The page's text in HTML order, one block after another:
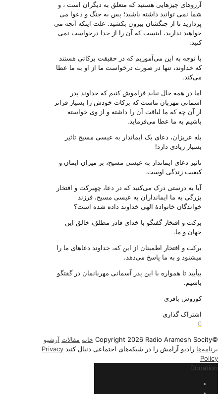
آرزوهای چیزهایی هستید که متعلق به دیگران است ، و
شما نمی توانید داشته باشید؛ پس به جنگ و دعوا می
پردازید تا از چنگشان بیرون بکشید. علت اینکه آنچه می
خواهید ندارید، اینست که آن را از خدا درخواست نمی
کنید.
با توجه به این می‌‌آموزیم که در حقیقت برکاتی هستند
که خداوند، تنها در صورت درخواست ما از او به ما عطا
می‌‌کند.
اما در همه حال نباید فراموش کنیم که خداوند پدر
آسمانی مهربان ماست که برکات خودش را بسیار فراتر
از آن چه که ما لیاقت آن را داشته و از وی خواسته
باشیم به ما عطا می‌‌فرماید.
بله عزیزان، دعای یک ایماندار به عیسی مسیح تاثیر
بسیار زیادی دارد!
تاثیر دعای ایماندار به عیسی مسیح، بر میزان ایمان و
کیفیت زندگی اوست.
آیا به درستی درک می‌‌کنید که در دعا‌، چهبرکت و افتخار
بزرگی به ما ایمانداران به عیسی مسیح، فرزند
خواندگان خانوادهٔ الهی خداوند داده شده است؟
برکت و افتخار گفتگو با خدای قادر مطلق، خالق این
جهان و ما.
برکت و افتخار اطمینان از این که، خداوند دعاهای ما را
میشنود و به ما پاسخ می‌‌دهد.
بیأیید تا همواره با این پدر آسمانی مهربانمان در گفتگو
باشیم.
کوروش باقری
اشتراک گذاری
0
©Copyright 2026 Radio Aramesh Socity
خانه مقالات آرشیو
برنامه‌ها رادیو آرامش را در شبکه‌های اجتماعی دنبال کنید Privacy
Policy
Donation